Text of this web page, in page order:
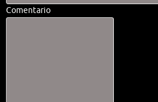
Comentario